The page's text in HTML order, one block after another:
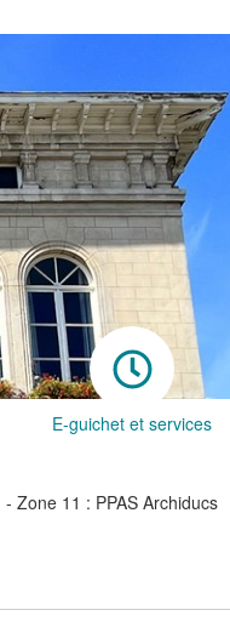
E-guichet et services
Zone 11 : PPAS Archiducs